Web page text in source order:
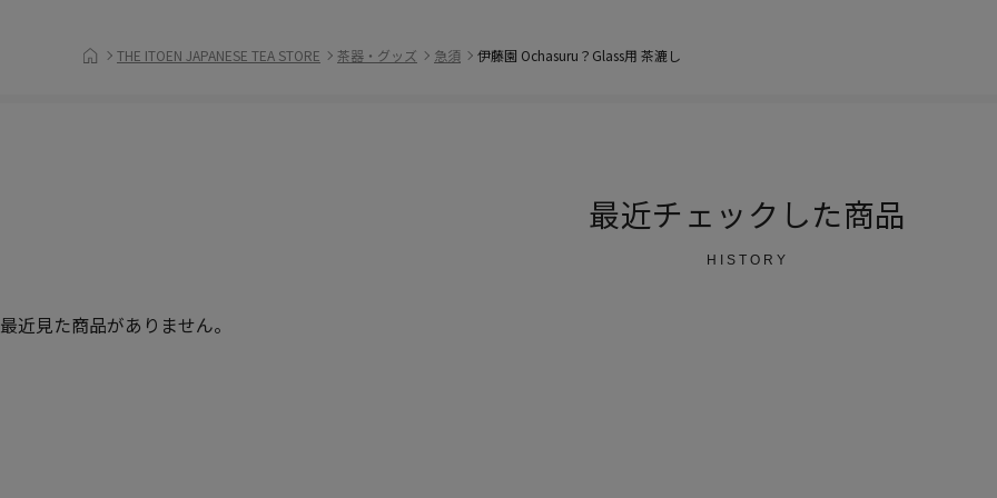
THE ITOEN JAPANESE TEA STORE 茶器・グッズ 急須 伊藤園 Ochasuru？Glass用 茶漉し
最近チェックした商品
HISTORY
最近見た商品がありません。